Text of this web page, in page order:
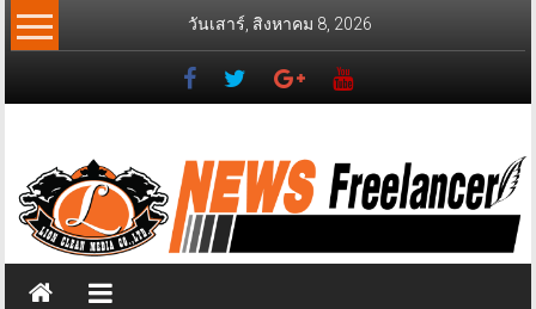
Skip
to
วันเสาร์, สิงหาคม 8, 2026
News
Freelancer
วส์
ฟรี